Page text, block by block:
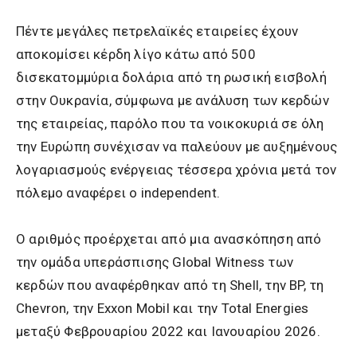
Πέντε μεγάλες πετρελαϊκές εταιρείες έχουν
αποκομίσει κέρδη λίγο κάτω από 500
δισεκατομμύρια δολάρια από τη ρωσική εισβολή
στην Ουκρανία, σύμφωνα με ανάλυση των κερδών
της εταιρείας, παρόλο που τα νοικοκυριά σε όλη
την Ευρώπη συνέχισαν να παλεύουν με αυξημένους
λογαριασμούς ενέργειας τέσσερα χρόνια μετά τον
πόλεμο αναφέρει ο independent.
Ο αριθμός προέρχεται από μια ανασκόπηση από
την ομάδα υπεράσπισης Global Witness των
κερδών που αναφέρθηκαν από τη Shell, την BP, τη
Chevron, την Exxon Mobil και την Total Energies
μεταξύ Φεβρουαρίου 2022 και Ιανουαρίου 2026.